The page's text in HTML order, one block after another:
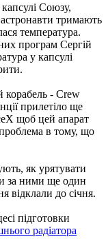
Союзу,
тримають
температура.
програм Сергій
у капсулі
- Crew
прилетіло ще
щоб цей апарат
в тому, що
як урятувати
за ними ще один
відклали до січня.
підготовки
радіатора